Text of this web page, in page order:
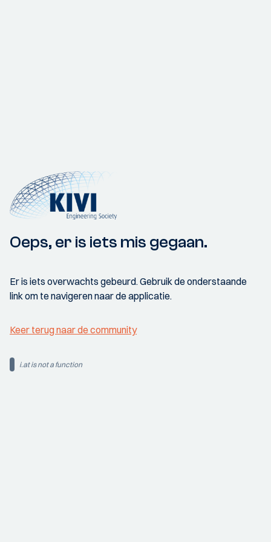
Oeps, er is iets mis gegaan.
Er is iets overwachts gebeurd. Gebruik de onderstaande
link om te navigeren naar de applicatie.
Keer terug naar de community
i.at is not a function